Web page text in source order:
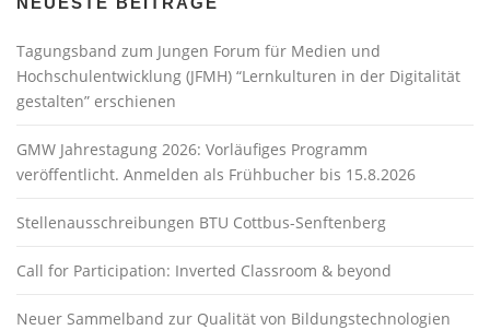
Tagungsband zum Jungen Forum für Medien und
Hochschulentwicklung (JFMH) “Lernkulturen in der Digitalität
gestalten” erschienen
GMW Jahrestagung 2026: Vorläufiges Programm
veröffentlicht. Anmelden als Frühbucher bis 15.8.2026
Stellenausschreibungen BTU Cottbus-Senftenberg
Call for Participation: Inverted Classroom & beyond
Neuer Sammelband zur Qualität von Bildungstechnologien